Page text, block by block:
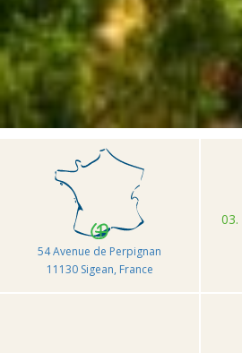
Accueil Camping et Location de
Ensoya Méditerranée
54 Avenue de Perpignan
11130 Sigean, France